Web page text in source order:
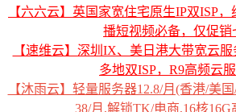
【六六云】英国家宽住宅原生IP双ISP
播短视频必备，仅促销
【速维云】深圳IX、美日港大带宽云
多地双ISP，R9高频云
【沐雨云】轻量服务器12.8/月(香港/美
38/月,解锁TK/电商,16核16G